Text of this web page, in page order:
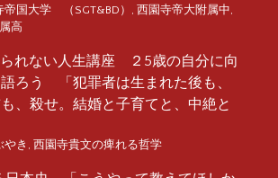
帝国大学 （SGT&BD） , 西園寺帝大附属中,
高
れない人生講座 ２5歳の自分に向
ろう 「犯罪者は生まれた後も、
、殺せ。結婚と子育てと、中絶と
やき , 西園寺貴文の痺れる哲学